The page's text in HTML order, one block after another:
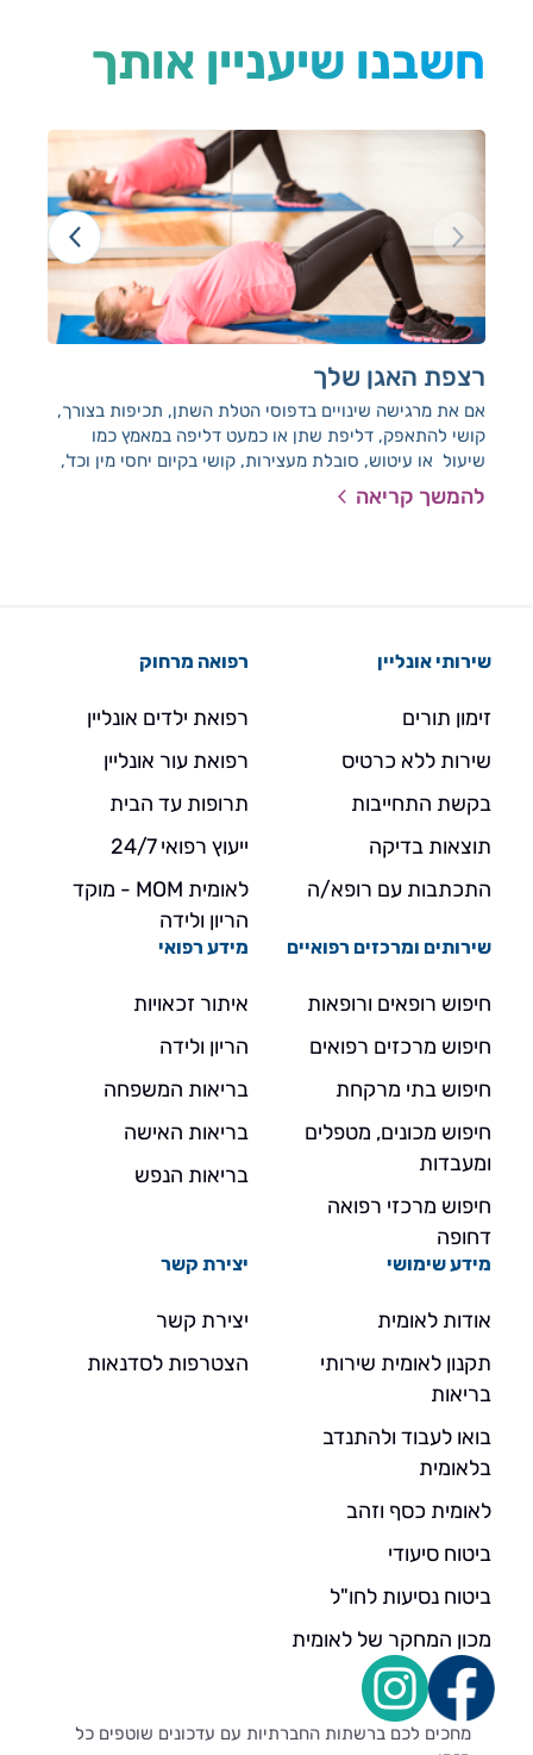
חשבנו שיעניין אותך
רצפת האגן שלך
אם את מרגישה שינויים בדפוסי הטלת השתן, תכיפות בצורך,
קושי להתאפק, דליפת שתן או כמעט דליפה במאמץ כמו
שיעול או עיטוש, סובלת מעצירות, קושי בקיום יחסי מין וכד',
את לא לבד. אלה תופעות מוכרות בהריון ועוד יותר לאחר
הלידה ומקורן בחולשה של שרירי רצפת האגן.
להמשך קריאה
שירותי אונליין
זימון תורים
שירות ללא כרטיס
בקשת התחייבות
תוצאות בדיקה
התכתבות עם רופא/ה
רפואה מרחוק
רפואת ילדים אונליין
רפואת עור אונליין
תרופות עד הבית
ייעוץ רפואי 24/7
לאומית MOM - מוקד
הריון ולידה
שירותים ומרכזים רפואיים
חיפוש רופאים ורופאות
חיפוש מרכזים רפואים
חיפוש בתי מרקחת
חיפוש מכונים, מטפלים
ומעבדות
חיפוש מרכזי רפואה
דחופה
מידע רפואי
איתור זכאויות
הריון ולידה
בריאות המשפחה
בריאות האישה
בריאות הנפש
מידע שימושי
אודות לאומית
תקנון לאומית שירותי
בריאות
בואו לעבוד ולהתנדב
בלאומית
לאומית כסף וזהב
ביטוח סיעודי
ביטוח נסיעות לחו"ל
מכון המחקר של לאומית
יצירת קשר
יצירת קשר
הצטרפות לסדנאות
מחכים לכם ברשתות החברתיות עם עדכונים שוטפים כל